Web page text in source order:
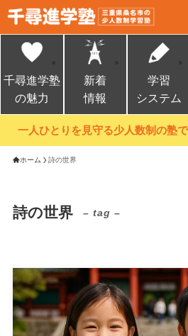
千尋進学塾
の魅力
新着
情報
学習
システム
一人ひとりを見守る少人数制の塾で
ホーム 詩の世界
詩の世界 – tag –